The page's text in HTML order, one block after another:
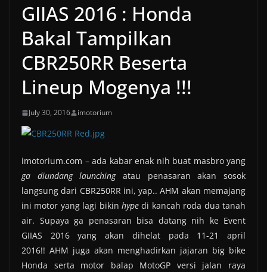
GIIAS 2016 : Honda
Bakal Tampilkan
CBR250RR Beserta
Lineup Mogenya !!!
July 30, 2016 imotorium
imotorium.com – ada kabar enak nih buat masbro yang
ga diundang launching atau penasaran akan sosok
langsung dari CBR250RR ini, yap.. AHM akan memajang
ini motor yang lagi bikin hype di kancah roda dua tanah
air. Supaya ga penasaran bisa datang nih ke Event
GIIAS 2016 yang akan dihelat pada 11-21 april
2016!! AHM juga akan menghadirkan jajaran big bike
Honda serta motor balap MotoGP versi jalan raya